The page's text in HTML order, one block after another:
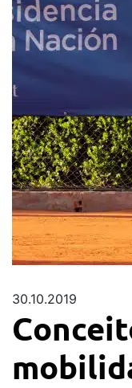
30.10.2019